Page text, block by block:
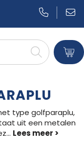
type golfparaplu,
uit een metalen
...